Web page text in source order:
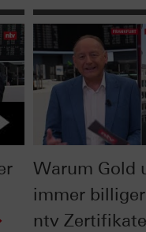
Warum Gold
immer
ntv Zertifikate